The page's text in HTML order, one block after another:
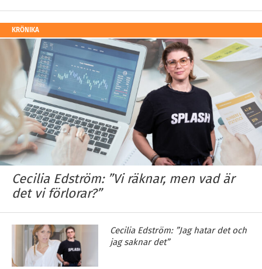
KRÖNIKA
Cecilia Edström: ”Vi räknar, men vad är
det vi förlorar?”
Cecilia Edström: ”Jag hatar det och
jag saknar det”